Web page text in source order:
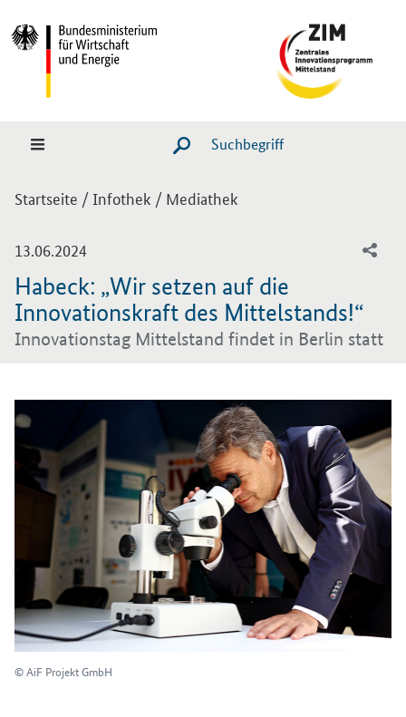
SUCHE STARTEN
Sie sind hier:
Startseite /Infothek / Mediathek
13.06.2024
Habeck: „Wir setzen auf die
Innovationskraft des Mittelstands!“
Innovationstag Mittelstand findet in Berlin statt
© AiF Projekt GmbH